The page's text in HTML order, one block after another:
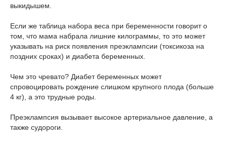
выкидышем.
Если же таблица набора веса при беременности говорит о
том, что мама набрала лишние килограммы, то это может
указывать на риск появления преэклампсии (токсикоза на
поздних сроках) и диабета беременных.
Чем это чревато? Диабет беременных может
спровоцировать рождение слишком крупного плода (больше
4 кг), а это трудные роды.
Преэклампсия вызывает высокое артериальное давление, а
также судороги.